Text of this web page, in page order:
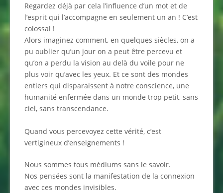
Regardez déjà par cela l’influence d’un mot et de
l’esprit qui l’accompagne en seulement un an ! C’est
colossal !
Alors imaginez comment, en quelques siècles, on a
pu oublier qu’un jour on a peut être percevu et
qu’on a perdu la vision au delà du voile pour ne
plus voir qu’avec les yeux. Et ce sont des mondes
entiers qui disparaissent à notre conscience, une
humanité enfermée dans un monde trop petit, sans
ciel, sans transcendance.
Quand vous percevoyez cette vérité, c’est
vertigineux d’enseignements !
Nous sommes tous médiums sans le savoir.
Nos pensées sont la manifestation de la connexion
avec ces mondes invisibles.